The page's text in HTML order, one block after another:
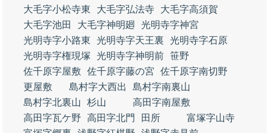
大毛字小松寺東
大毛字弘法寺
大毛字高須賀
大毛字池田
大毛字神明廻
光明寺字神宮
光明寺字小路東
光明寺字天王裏
光明寺字石原
光明寺字権現塚
光明寺字神明前 笹野
佐千原字屋敷
佐千原字藤の宮
佐千原字南切野
更屋敷
島村字大西出
島村字南裏山
島村字北裏山
杉山
高田字南屋敷
高田字瓦ケ野
高田字北門 田所
富塚字山寺